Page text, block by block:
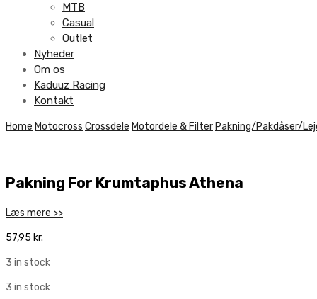
MTB
Casual
Outlet
Nyheder
Om os
Kaduuz Racing
Kontakt
Skip
Home Motocross Crossdele Motordele & Filter Pakning/Pakdåser/
Pakning For Krumtaphus Athena
Læs mere >>
57,95 kr.
3 in stock
3 in stock